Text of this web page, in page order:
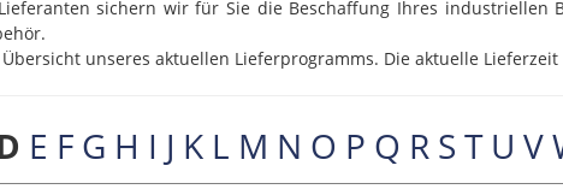
sichern wir für Sie die Beschaffung Ihres industriellen
unseres aktuellen Lieferprogramms. Die aktuelle
E F G H I J K L M N O P Q R S T U V